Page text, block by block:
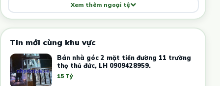
Xem thêm ngoại tệ
Tin mới cùng khu vực
Bán nhà góc 2 mặt tiền đường 11 trường
thọ thủ đức, LH 0909428959.
15 Tỷ